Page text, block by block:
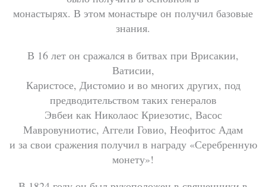
монастырях. В этом монастыре он получил базовые
знания.
В 16 лет он сражался в битвах при Врисакии,
Ватисии,
Каристосе, Дистомио и во многих других, под
предводительством таких генералов
Эвбеи как Николаос Криезотис, Васос
Мавровуниотис, Аггели Говио, Неофитос Адам
и за свои сражения получил в награду «Серебренную
монету»!